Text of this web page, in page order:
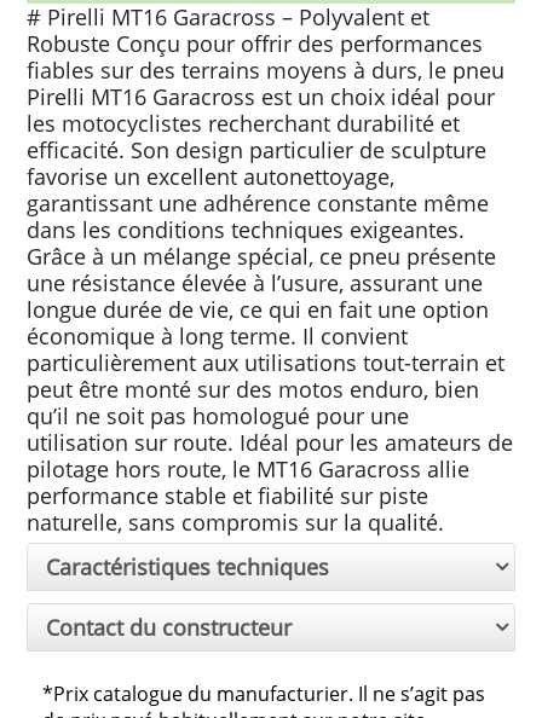
# Pirelli MT16 Garacross – Polyvalent et
Robuste Conçu pour offrir des performances
fiables sur des terrains moyens à durs, le pneu
Pirelli MT16 Garacross est un choix idéal pour
les motocyclistes recherchant durabilité et
efficacité. Son design particulier de sculpture
favorise un excellent autonettoyage,
garantissant une adhérence constante même
dans les conditions techniques exigeantes.
Grâce à un mélange spécial, ce pneu présente
une résistance élevée à l’usure, assurant une
longue durée de vie, ce qui en fait une option
économique à long terme. Il convient
particulièrement aux utilisations tout-terrain et
peut être monté sur des motos enduro, bien
qu’il ne soit pas homologué pour une
utilisation sur route. Idéal pour les amateurs de
pilotage hors route, le MT16 Garacross allie
performance stable et fiabilité sur piste
naturelle, sans compromis sur la qualité.
Caractéristiques techniques
Contact du constructeur
*Prix catalogue du manufacturier. Il ne s’agit pas